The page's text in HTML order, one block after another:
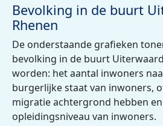
Bevolking in de buurt
Rhenen
De onderstaande grafieken
bevolking in de buurt
worden: het aantal inwoners
burgerlijke staat van inwoners,
migratie achtergrond hebben
opleidingsniveau van inwoners.